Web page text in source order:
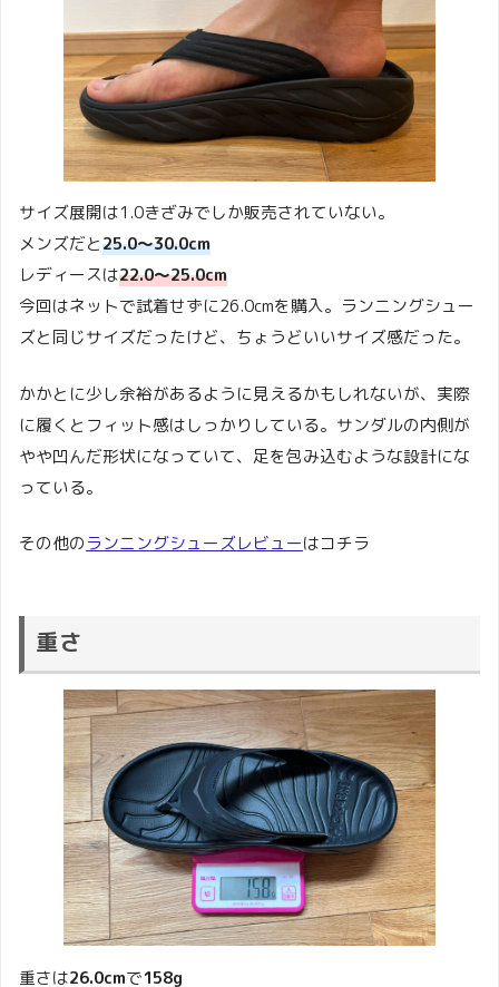
サイズ展開は1.0きざみでしか販売されていない。
メンズだと25.0〜30.0cm
レディースは22.0〜25.0cm
今回はネットで試着せずに26.0cmを購入。ランニングシュー
ズと同じサイズだったけど、ちょうどいいサイズ感だった。
かかとに少し余裕があるように見えるかもしれないが、実際
に履くとフィット感はしっかりしている。サンダルの内側が
やや凹んだ形状になっていて、足を包み込むような設計にな
っている。
その他のランニングシューズレビューはコチラ
重さ
重さは26.0cmで158g